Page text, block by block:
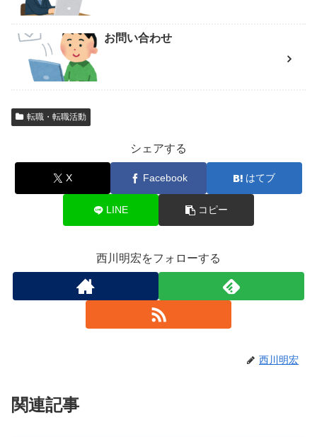
お問い合わせ
転職・転職活動
シェアする
X Facebook はてブ
LINE コピー
西川明宏をフォローする
西川明宏
関連記事